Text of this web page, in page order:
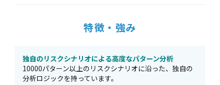
特徴・強み
独自のリスクシナリオによる高度なパターン分析
10000パターン以上のリスクシナリオに沿った、独自の
分析ロジックを持っています。